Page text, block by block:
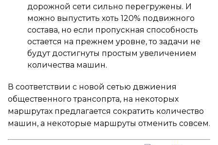
дорожной сети сильно перегружены. И
можно выпустить хоть 120% подвижного
состава, но если пропускная способность
остается на прежнем уровне, то задачи не
будут достигнуты простым увеличением
количества машин.
В соответствии с новой сетью двжиения
общественного трансопрта, на некоторых
маршрутах предлагается сократить количество
машин, а некоторые маршруты отменить совсем.